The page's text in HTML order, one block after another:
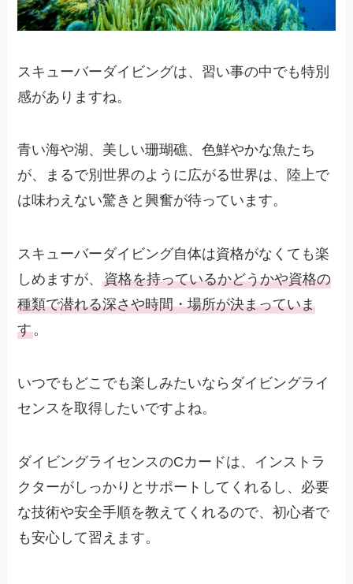
スキューバーダイビングは、習い事の中でも特別
感がありますね。
青い海や湖、美しい珊瑚礁、色鮮やかな魚たち
が、まるで別世界のように広がる世界は、陸上で
は味わえない驚きと興奮が待っています。
スキューバーダイビング自体は資格がなくても楽
しめますが、資格を持っているかどうかや資格の
種類で潜れる深さや時間・場所が決まっていま
す。
いつでもどこでも楽しみたいならダイビングライ
センスを取得したいですよね。
ダイビングライセンスのCカードは、インストラ
クターがしっかりとサポートしてくれるし、必要
な技術や安全手順を教えてくれるので、初心者で
も安心して習えます。